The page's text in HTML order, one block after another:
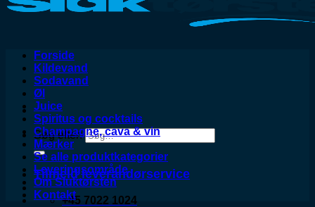
Søg efter:
Tilmeld leverandørservice
+45 7022 1024
Forside
Kildevand
Sodavand
Øl
Juice
Spiritus og cocktails
Champagne, cava & vin
Mærker
Se alle produktkategorier
Leveringsområde
Om Sluktørsten
Kontakt